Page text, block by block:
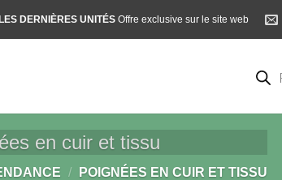
DERNIÈRES UNITÉS Offre exclusive sur le site web
produits
en cuir et tissu
/ POIGNÉES EN CUIR ET TISSU